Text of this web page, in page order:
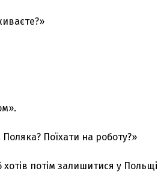
Поїхати на роботу?»
потім залишитися у